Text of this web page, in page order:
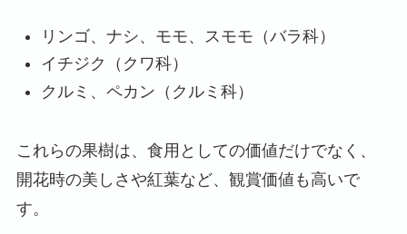
リンゴ、ナシ、モモ、スモモ（バラ科）
イチジク（クワ科）
クルミ、ペカン（クルミ科）
これらの果樹は、食用としての価値だけでなく、
開花時の美しさや紅葉など、観賞価値も高いで
す。